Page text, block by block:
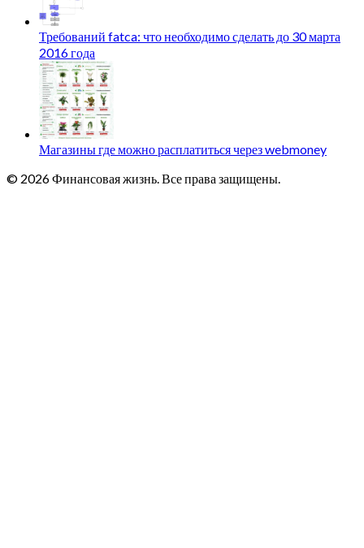
Требований fatca: что необходимо сделать до 30 марта
2016 года
Магазины где можно расплатиться через webmoney
© 2026 Финансовая жизнь. Все права защищены.